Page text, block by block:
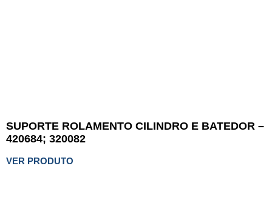
SUPORTE ROLAMENTO CILINDRO E BATEDOR –
420684; 320082
VER PRODUTO